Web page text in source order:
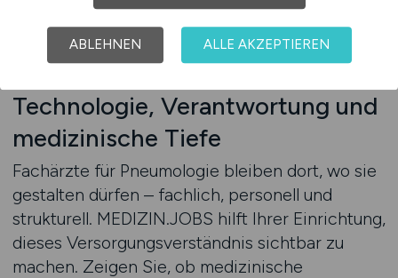
Beratung anfordern
Langfristige Bindung durch
Technologie, Verantwortung und
medizinische Tiefe
Fachärzte für Pneumologie bleiben dort, wo sie
gestalten dürfen – fachlich, personell und
strukturell. MEDIZIN.JOBS hilft Ihrer Einrichtung,
dieses Versorgungsverständnis sichtbar zu
machen. Zeigen Sie, ob medizinische
ABLEHNEN ALLE AKZEPTIEREN